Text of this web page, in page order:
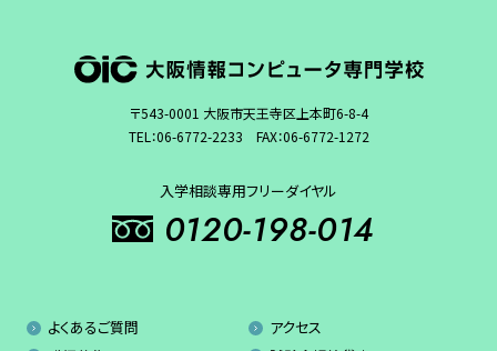
〒543-0001 大阪市天王寺区上本町6-8-4
TEL：06-6772-2233 FAX：06-6772-1272
入学相談専用フリーダイヤル
0120-198-014
よくあるご質問
アクセス